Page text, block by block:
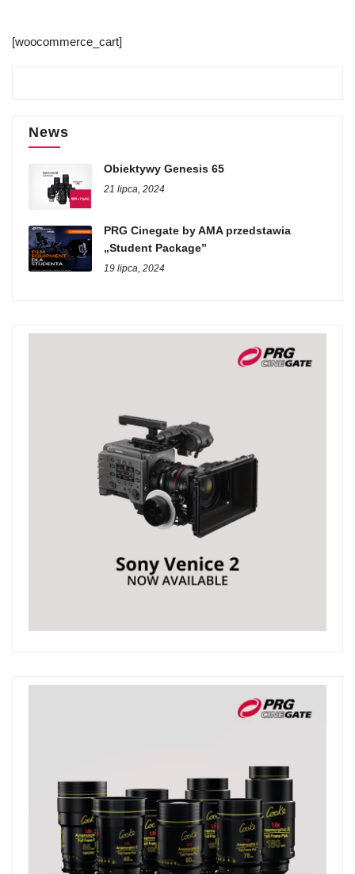
[woocommerce_cart]
News
Obiektywy Genesis 65
21 lipca, 2024
PRG Cinegate by AMA przedstawia
„Student Package”
19 lipca, 2024